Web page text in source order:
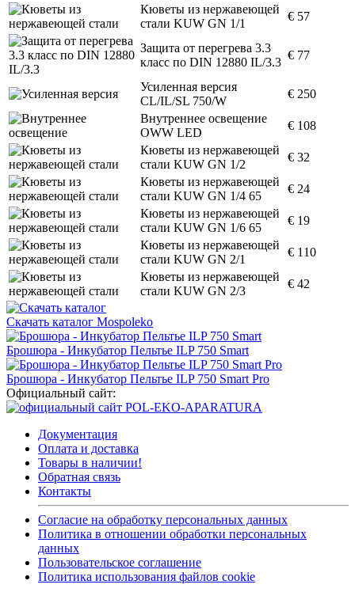
Кюветы из нержавеющей
стали KUW GN 1/1
€ 57
Защита от перегрева 3.3
класс по DIN 12880 IL/3.3
€ 77
Усиленная версия
CL/IL/SL 750/W
€ 250
Внутреннее освещение
OWW LED
€ 108
Кюветы из нержавеющей
стали KUW GN 1/2
€ 32
Кюветы из нержавеющей
стали KUW GN 1/4 65
€ 24
Кюветы из нержавеющей
стали KUW GN 1/6 65
€ 19
Кюветы из нержавеющей
стали KUW GN 2/1
€ 110
Кюветы из нержавеющей
стали KUW GN 2/3
€ 42
Скачать каталог Mospoleko
Брошюра - Инкубатор Пельтье ILP 750 Smart
Брошюра - Инкубатор Пельтье ILP 750 Smart Pro
Официальный сайт:
Документация
Оплата и доставка
Товары в наличии!
Обратная связь
Контакты
Согласие на обработку персональных данных
Политика в отношении обработки персональных
данных
Пользовательское соглашение
Политика использования файлов cookie